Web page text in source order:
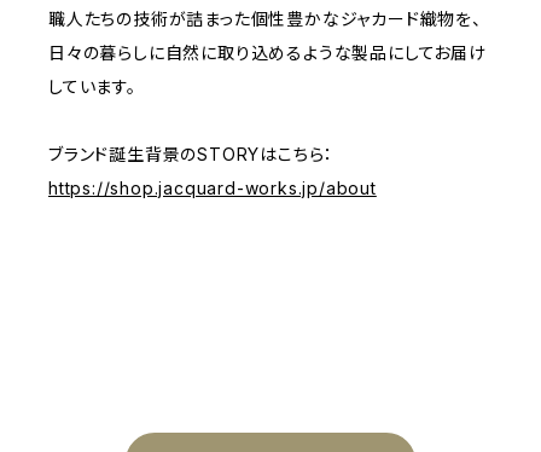
職人たちの技術が詰まった個性豊かなジャカード織物を、
日々の暮らしに自然に取り込めるような製品にしてお届け
しています。
ブランド誕生背景のSTORYはこちら：
https://shop.jacquard-works.jp/about